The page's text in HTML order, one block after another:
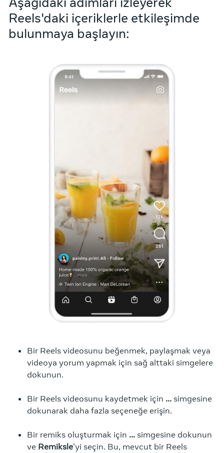
Reels'daki içeriklerle etkileşimde
bulunmaya başlayın:
Bir Reels videosunu beğenmek, paylaşmak veya
videoya yorum yapmak için sağ alttaki simgelere
dokunun.
Bir Reels videosunu kaydetmek için ... simgesine
dokunarak daha fazla seçeneğe erişin.
Bir remiks oluşturmak için ... simgesine dokunun
ve Remiksle'yi seçin. Bu, mevcut bir Reels